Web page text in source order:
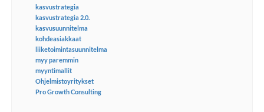
kasvustrategia
kasvustrategia 2.0.
kasvusuunnitelma
kohdeasiakkaat
liiketoimintasuunnitelma
myy paremmin
myyntimallit
Ohjelmistoyritykset
Pro Growth Consulting